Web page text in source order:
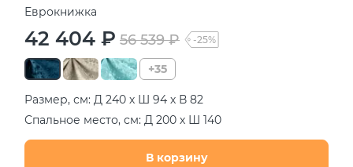
Еврокнижка
42 404 ₽ 56 539 ₽ -25%
+35
Размер, см: Д 240 х Ш 94 х В 82
Спальное место, см: Д 200 х Ш 140
В корзину